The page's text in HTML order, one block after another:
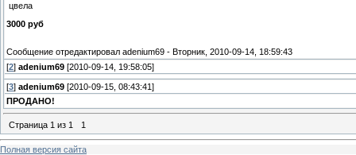
цвела
3000 руб
Сообщение отредактировал adenium69 - Вторник, 2010-09-14, 18:59:43
[2] adenium69 [2010-09-14, 19:58:05]
[3] adenium69 [2010-09-15, 08:43:41]
ПРОДАНО!
Страница 1 из 1 1
Полная версия сайта